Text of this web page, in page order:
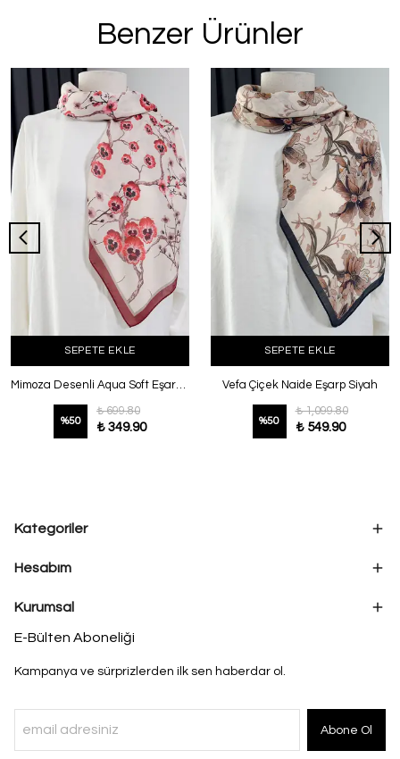
Benzer Ürünler
SEPETE EKLE
Mimoza Desenli Aqua Soft Eşarp Bordo
%50
₺ 699.80
₺ 349.90
SEPETE EKLE
Vefa Çiçek Naide Eşarp Siyah
%50
₺ 1,099.80
₺ 549.90
Kategoriler
Hesabım
Kurumsal
E-Bülten Aboneliği
Kampanya ve sürprizlerden ilk sen haberdar ol.
Abone Ol